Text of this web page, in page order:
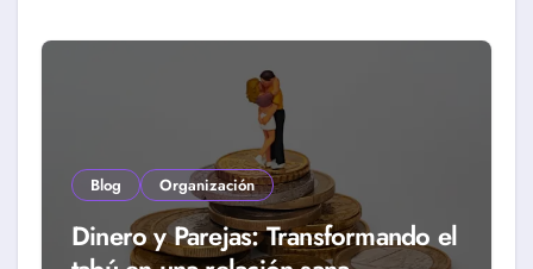
Blog Organización
Dinero y Parejas: Transformando el